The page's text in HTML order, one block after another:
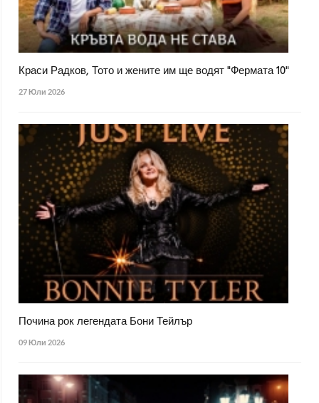
Краси Радков, Тото и жените им ще водят "Фермата 10"
27 Юли 2026
Почина рок легендата Бони Тейлър
09 Юли 2026